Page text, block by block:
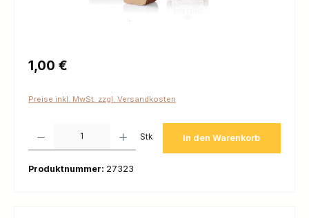
Regulärer Preis:
1,00 €
Preise inkl. MwSt. zzgl. Versandkosten
Stk In den Warenkorb
Produktnummer: 27323